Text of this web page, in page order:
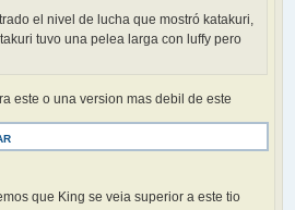
el nivel de lucha que mostró katakuri,
tuvo una pelea larga con luffy pero
este o una version mas debil de este
que King se veia superior a este tio